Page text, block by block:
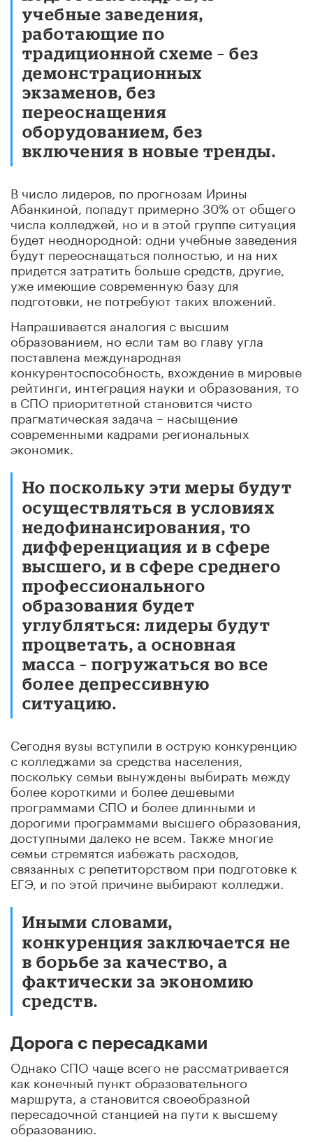
учебные заведения,
работающие по
традиционной схеме – без
демонстрационных
экзаменов, без
переоснащения
оборудованием, без
включения в новые тренды.
В число лидеров, по прогнозам Ирины
Абанкиной, попадут примерно 30% от общего
числа колледжей, но и в этой группе ситуация
будет неоднородной: одни учебные заведения
будут переоснащаться полностью, и на них
придется затратить больше средств, другие,
уже имеющие современную базу для
подготовки, не потребуют таких вложений.
Напрашивается аналогия с высшим
образованием, но если там во главу угла
поставлена международная
конкурентоспособность, вхождение в мировые
рейтинги, интеграция науки и образования, то
в СПО приоритетной становится чисто
прагматическая задача – насыщение
современными кадрами региональных
экономик.
Но поскольку эти меры будут
осуществляться в условиях
недофинансирования, то
дифференциация и в сфере
высшего, и в сфере среднего
профессионального
образования будет
углубляться: лидеры будут
процветать, а основная
масса – погружаться во все
более депрессивную
ситуацию.
Сегодня вузы вступили в острую конкуренцию
с колледжами за средства населения,
поскольку семьи вынуждены выбирать между
более короткими и более дешевыми
программами СПО и более длинными и
дорогими программами высшего образования,
доступными далеко не всем. Также многие
семьи стремятся избежать расходов,
связанных с репетиторством при подготовке к
ЕГЭ, и по этой причине выбирают колледжи.
Иными словами,
конкуренция заключается не
в борьбе за качество, а
фактически за экономию
средств.
Дорога с пересадками
Однако СПО чаще всего не рассматривается
как конечный пункт образовательного
маршрута, а становится своеобразной
пересадочной станцией на пути к высшему
образованию.